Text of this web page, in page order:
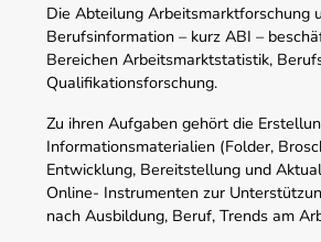
Die Abteilung Arbeitsmarktforschung
Berufsinformation – kurz ABI –
Bereichen Arbeitsmarktstatistik,
Qualifikationsforschung.
Zu ihren Aufgaben gehört die
Informationsmaterialien (Folder,
Entwicklung, Bereitstellung und
Online- Instrumenten zur
nach Ausbildung, Beruf, Trends am